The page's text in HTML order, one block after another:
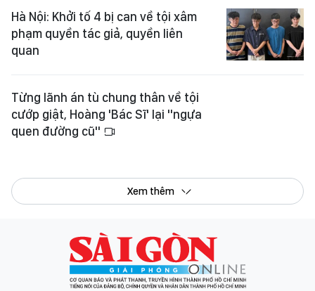
Hà Nội: Khởi tố 4 bị can về tội xâm
phạm quyền tác giả, quyền liên
quan
Từng lãnh án tù chung thân về tội
cướp giật, Hoàng 'Bác Sĩ' lại "ngựa
quen đường cũ"
Tổng Biên tập:Nguyễn Khắc Văn